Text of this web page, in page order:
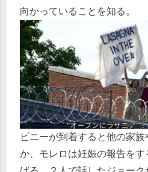
向かっていることを知る。
ビニーが到着すると他の家
か、モレロは妊娠の報告を